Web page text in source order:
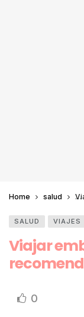
Home salud
SALUD VIAJES
Viajar
0